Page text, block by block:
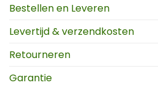
Bestellen en Leveren
Levertijd & verzendkosten
Retourneren
Garantie